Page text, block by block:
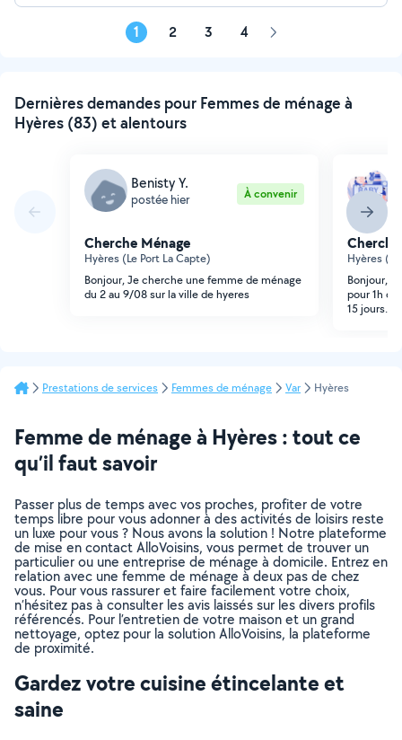
1 2 3 4 Page
Dernières demandes pour Femmes de ménage à
Hyères (83) et alentours
Benisty Y.
postée hier À convenir
Cherche Ménage
Hyères (Le Port La Capte)
Bonjour, Je cherche une femme de ménage
du 2 au 9/08 sur la ville de hyeres
Hyères
Bonjour,
pour 1h
15 jours.
Prestations de services Femmes de ménage Var Hyères
Femme de ménage à Hyères : tout ce
qu’il faut savoir
Passer plus de temps avec vos proches, profiter de votre
temps libre pour vous adonner à des activités de loisirs reste
un luxe pour vous ? Nous avons la solution ! Notre plateforme
de mise en contact AlloVoisins, vous permet de trouver un
particulier ou une entreprise de ménage à domicile. Entrez en
relation avec une femme de ménage à deux pas de chez
vous. Pour vous rassurer et faire facilement votre choix,
n’hésitez pas à consulter les avis laissés sur les divers profils
référencés. Pour l’entretien de votre maison et un grand
nettoyage, optez pour la solution AlloVoisins, la plateforme
de proximité.
Gardez votre cuisine étincelante et
saine